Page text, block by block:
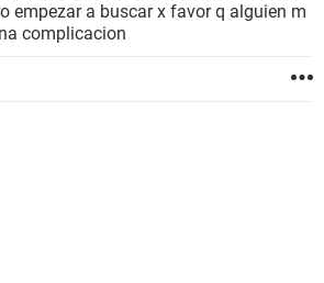
empezar a buscar x favor q alguien m
complicacion